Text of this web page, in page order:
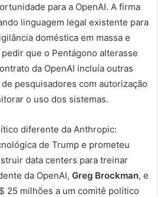
para a OpenAI. A firma
linguagem legal existente para
doméstica em massa e
que o Pentágono alterasse
da OpenAI incluía outras
pesquisadores com autorização
o uso dos sistemas.
diferente da Anthropic:
de Trump e prometeu
data centers para treinar
da OpenAI, Greg Brockman, e
25 milhões a um comitê político